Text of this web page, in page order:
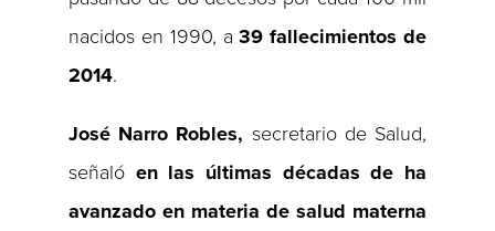
nacidos en 1990, a 39 fallecimientos de
2014.
José Narro Robles, secretario de Salud,
señaló en las últimas décadas de ha
avanzado en materia de salud materna